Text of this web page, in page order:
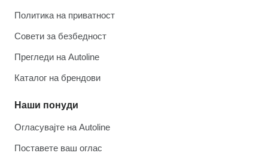
Политика на приватност
Совети за безбедност
Прегледи на Autoline
Каталог на брендови
Наши понуди
Огласувајте на Autoline
Поставете ваш оглас